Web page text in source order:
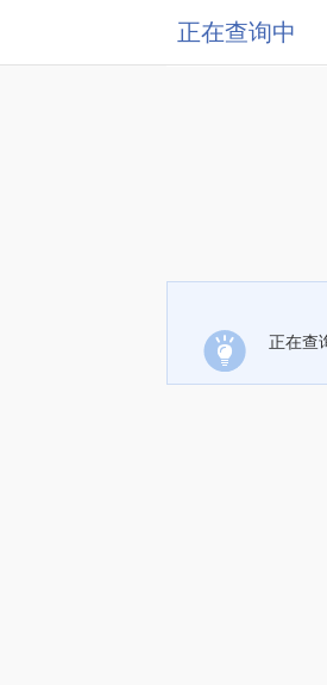
正在查询中
正在查